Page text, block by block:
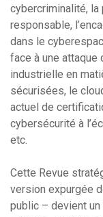
cybercriminalité,
responsable,
dans le
face à une attaque
industrielle en
sécurisées, le
actuel de
cybersécurité à
etc.
Cette Revue
version expurgée
public – devient